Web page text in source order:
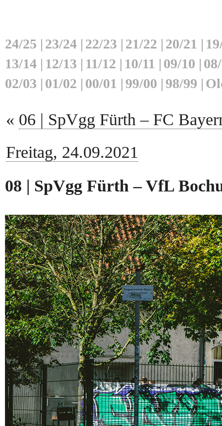
24/25 | 23/24 | 22/23 | 21/22 | 20/21 |
13/14 | 12/13 | 11/12 | 10/11 | 09/10 |
02/03 | 01/02 | 00/01 | 99/00 | 98/99 |
« 06 | SpVgg Fürth – FC
Freitag, 24.09.2021
08 | SpVgg Fürth – VfL